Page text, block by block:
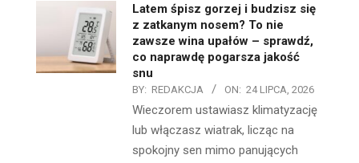
Latem śpisz gorzej i budzisz się
z zatkanym nosem? To nie
zawsze wina upałów – sprawdź,
co naprawdę pogarsza jakość
snu
BY: REDAKCJA ON: 24 LIPCA, 2026
Wieczorem ustawiasz klimatyzację
lub włączasz wiatrak, licząc na
spokojny sen mimo panujących